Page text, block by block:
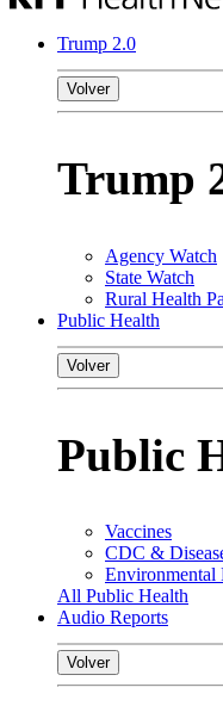
Trump 2.0
Volver
Trump
Agency Watch
State Watch
Rural Health
Public Health
Volver
Public
Vaccines
CDC &
Environmental
All Public Health
Audio Reports
Volver